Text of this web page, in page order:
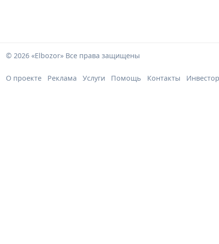
© 2026 «Elbozor» Все права защищены
О проекте Реклама Услуги Помощь Контакты